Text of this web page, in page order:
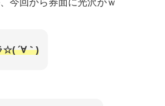
今回から券面に光沢がｗ
☆( ´∀｀)